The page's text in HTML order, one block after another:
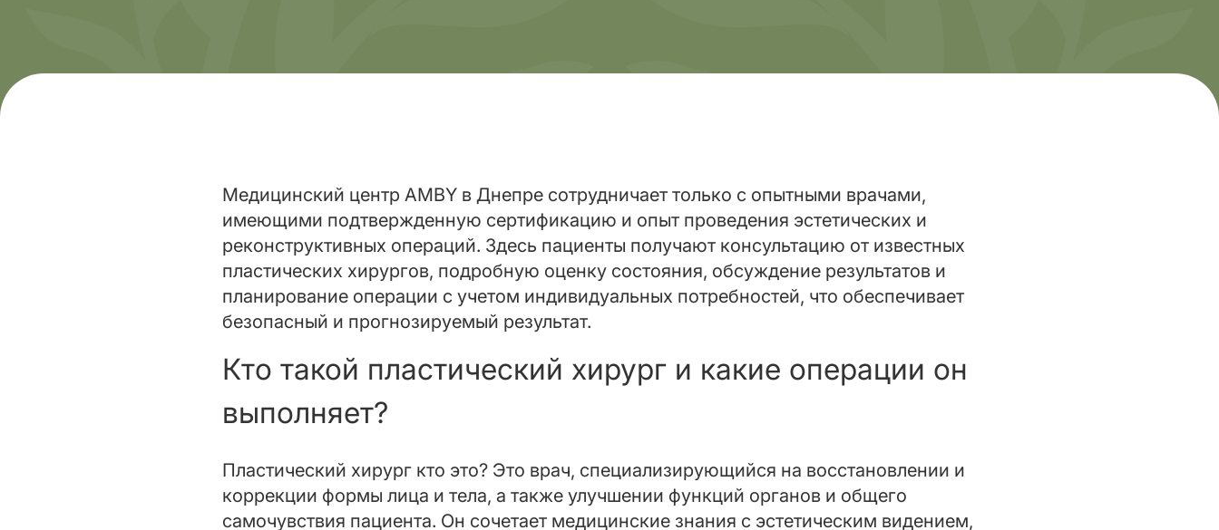
Медицинский центр AMBY в Днепре сотрудничает только с опытными врачами,
имеющими подтвержденную сертификацию и опыт проведения эстетических и
реконструктивных операций. Здесь пациенты получают консультацию от известных
пластических хирургов, подробную оценку состояния, обсуждение результатов и
планирование операции с учетом индивидуальных потребностей, что обеспечивает
безопасный и прогнозируемый результат.
Кто такой пластический хирург и какие операции он
выполняет?
Пластический хирург кто это? Это врач, специализирующийся на восстановлении и
коррекции формы лица и тела, а также улучшении функций органов и общего
самочувствия пациента. Он сочетает медицинские знания с эстетическим видением,